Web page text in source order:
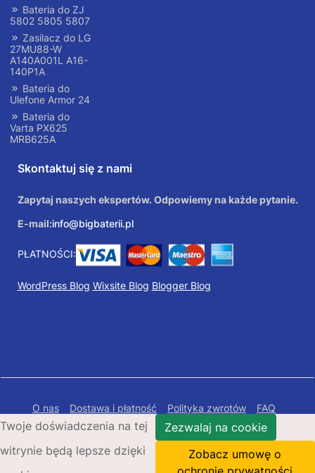
Bateria do ZJ
5802 5805 5807
Zasilacz do LG
27MU88-W
A140A001L A16-
140P1A
Bateria do
Ulefone Armor 24
Bateria do
Varta PX625
MRB625A
Skontaktuj się z nami
Zapytaj naszych ekspertów. Odpowiemy na każde pytanie.
E-mail:info@bigbaterii.pl
PŁATNOŚCI:
WordPress Blog Wixsite Blog Blogger Blog
O nas Dostawa i płatność Polityka zwrotów
FAQ
Polityka prywatności
Mapa Strony
Copyright © 2026 Bigbaterii.pl. Wszelkie prawa
zastrzeżone.
Twoje doświadczenia na tej
witrynie będą lepsze dzięki
Zezwalaj na cookie
Zobacz umowę o